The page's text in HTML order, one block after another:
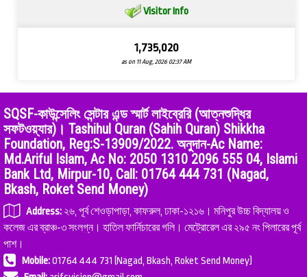
Visitor Info
1,735,020
as on 11 Aug, 2026 02:37 AM
SQSF-কাউন্সেলিং সেন্টার এন্ড স্মার্ট লাইব্রেরি (আত্নশুদ্ধির
সফটওয়্যার)। Tashihul Quran (Sahih Quran) Shikkha
Foundation, Reg:S-13909/2022. অনুদান-Ac Name:
Md.Ariful Islam, Ac No: 2050 1310 2096 555 04, Islami
Bank Ltd, Mirpur-10, Call: 01764 444 731 (Nagad,
Bkash, Roket Send Money)
Address: ২৬, পূর্ব শেওড়াপাড়া, কাফরুল, ঢাকা-১২১৬। মনিপুর উচ্চ বিদ্যালয় ও
কলেজ এর ব্রাঞ্চ-৩ সংলগ্ন। হাতিল ফার্নিচারের গলি। মেট্রোরেল এর ২৯৫ নং পিলারের পূর্ব
পাশ।
Mobile:01764 444 731 (Nagad, Bkash, Roket Send Money)